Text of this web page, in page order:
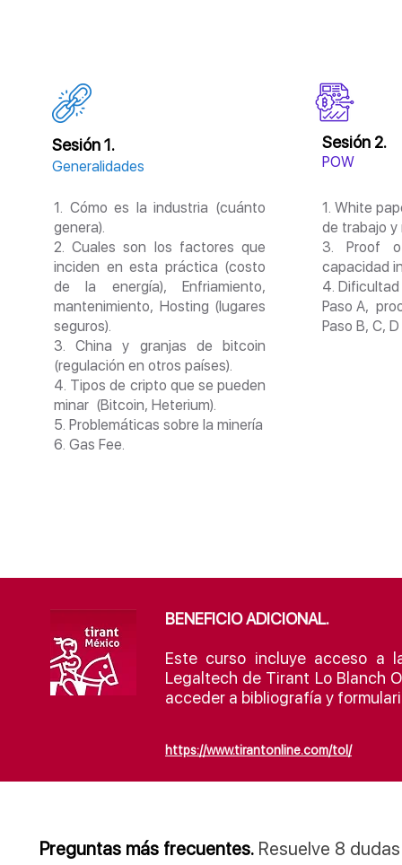
Sesión 1.
Generalidades
1. Cómo es la industria (cuánto
genera).
2. Cuales son los factores que
inciden en esta práctica (costo
de la energía), Enfriamiento,
mantenimiento, Hosting (lugares
seguros).
3. China y granjas de bitcoin
(regulación en otros países).
4. Tipos de cripto que se pueden
minar (Bitcoin, Heterium).
5. Problemáticas sobre la minería
6. Gas Fee.
Sesión 2.
POW
1. White
de trabajo y
3. Proof
capacidad
4.
Paso A,
Paso B, C, D
BENEFICIO ADICIONAL.
Este curso incluye acceso a
Legaltech de Tirant Lo Blanch
acceder a bibliografía y
https://www.tirantonline.com/tol/
Preguntas más frecuentes. Resuelve 8